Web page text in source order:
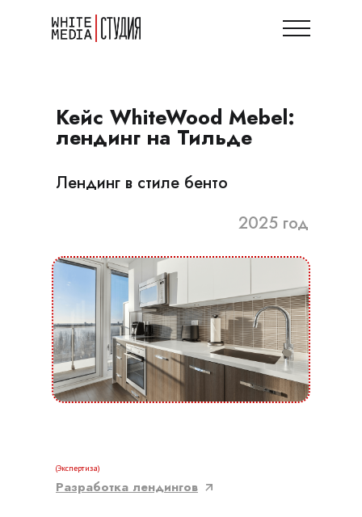
Кейс WhiteWood Mebel:
лендинг на Тильде
2025 год
Лендинг в стиле бенто
(Экспертиза)
Разработка лендингов